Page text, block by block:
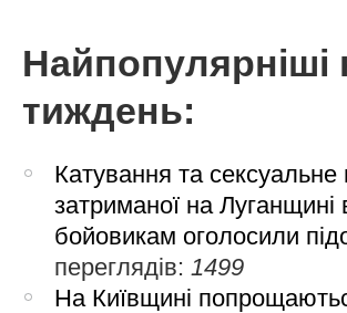
Найпопулярніші
тиждень:
Катування та
затриманої на
бойовикам оголосили
переглядів: 1499
На Київщині